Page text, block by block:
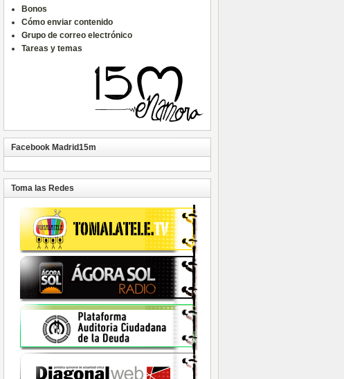
Bonos
Cómo enviar contenido
Grupo de correo electrónico
Tareas y temas
Facebook Madrid15m
Toma las Redes